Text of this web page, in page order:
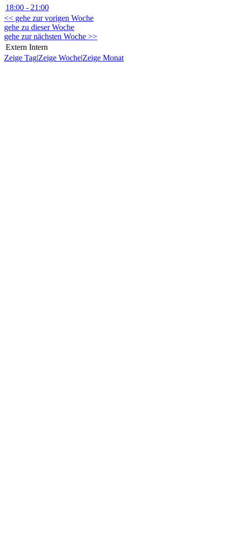
18:00 - 21:00
<< gehe zur vorigen Woche
gehe zu dieser Woche
gehe zur nächsten Woche >>
Extern Intern
Zeige Tag|Zeige Woche|Zeige Monat